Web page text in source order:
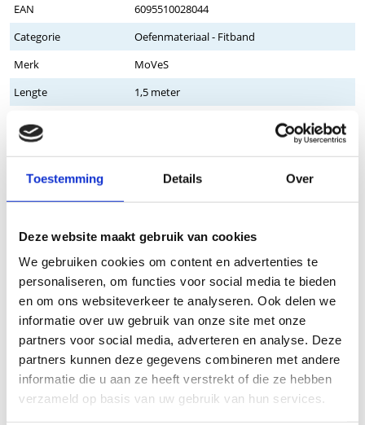
Toestemming Details Over
Deze website maakt gebruik van cookies
We gebruiken cookies om content en advertenties te
personaliseren, om functies voor social media te bieden
en om ons websiteverkeer te analyseren. Ook delen we
informatie over uw gebruik van onze site met onze
partners voor social media, adverteren en analyse. Deze
partners kunnen deze gegevens combineren met andere
informatie die u aan ze heeft verstrekt of die ze hebben
verzameld op basis van uw gebruik van hun services.
EAN
6095510028044
Categorie
Oefenmateriaal - Fitband
Merk
MoVeS
Lengte
1,5 meter
Materiaal
Verpakking
Per stuk
Op voorraad
Ja
Stel een vraag
Wij nemen binnen 24 uur contact met je op via de e-mail of telefoon.
We gebruiken je informatie alleen om met jou in contact te komen.
Product
Naam